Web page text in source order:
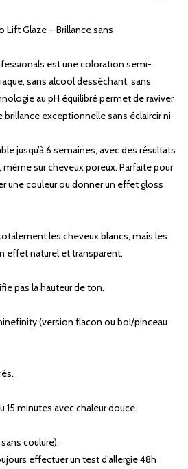
Glaze – Brillance sans
est une coloration semi-
sans alcool desséchant, sans
au pH équilibré permet de raviver
brillance exceptionnelle sans éclaircir ni
jusqu’à 6 semaines, avec des résultats
sur cheveux poreux. Parfaite pour
une couleur ou donner un effet gloss
les cheveux blancs, mais les
effet naturel et transparent.
pas la hauteur de ton.
(version flacon ou bol/pinceau
15 minutes avec chaleur douce.
coulure).
effectuer un test d’allergie 48h